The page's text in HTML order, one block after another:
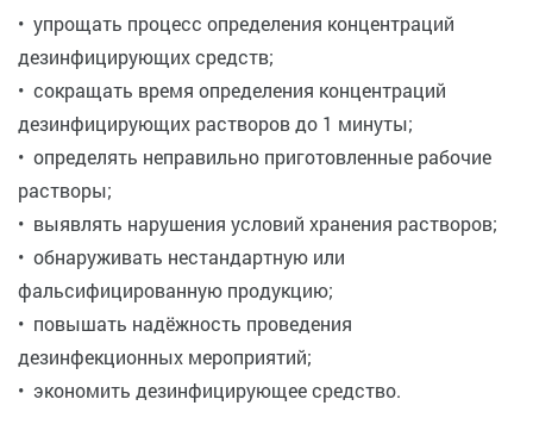
• упрощать процесс определения концентраций
дезинфицирующих средств;
• сокращать время определения концентраций
дезинфицирующих растворов до 1 минуты;
• определять неправильно приготовленные рабочие
растворы;
• выявлять нарушения условий хранения растворов;
• обнаруживать нестандартную или
фальсифицированную продукцию;
• повышать надёжность проведения
дезинфекционных мероприятий;
• экономить дезинфицирующее средство.